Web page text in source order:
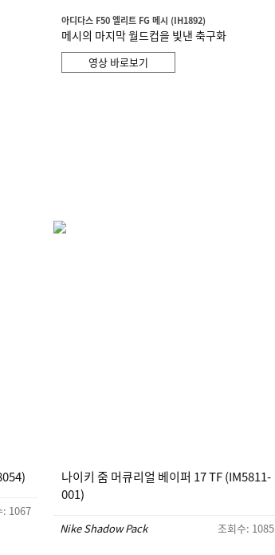
아디다스 F50 엘리트 FG 메시 (IH1892)
메시의 마지막 월드컵을 빛낸 축구화
영상 바로보기
: 1067
나이키 줌 머큐리얼 베이퍼 17 TF (IM5811-
001)
Nike Shadow Pack 조회수: 1085